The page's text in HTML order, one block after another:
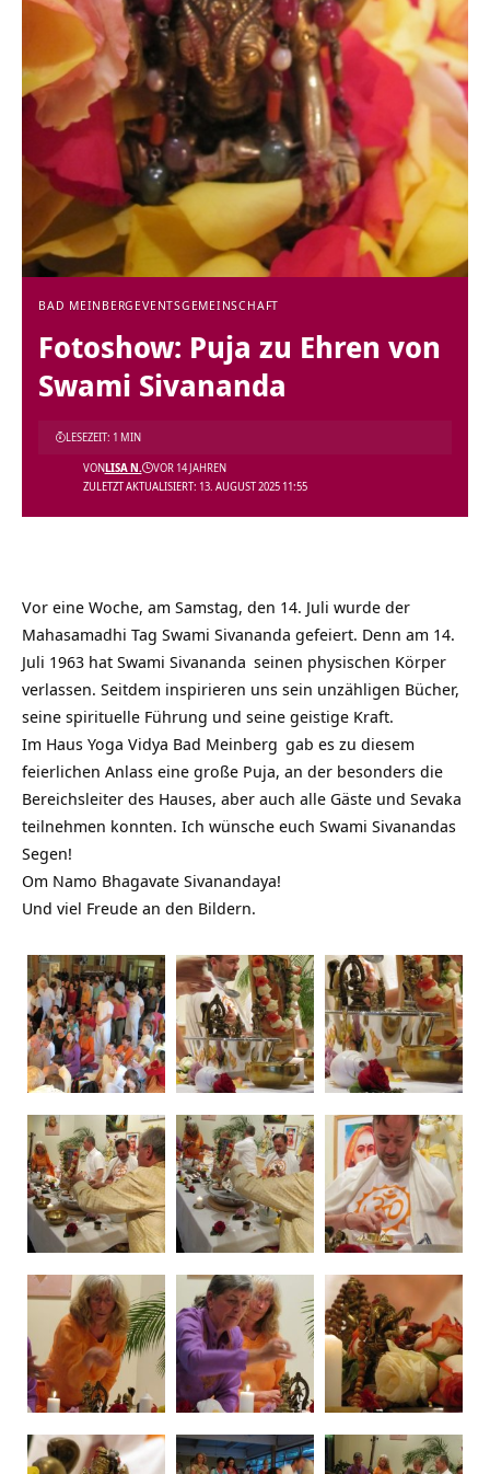
BAD MEINBERG EVENTSGEMEINSCHAFT
Fotoshow: Puja zu Ehren von
Swami Sivananda
ZULETZT AKTUALISIERT: 13. AUGUST 2025 11:55
VONLISA N. VOR 14 JAHREN
LESEZEIT: 1 MIN
Vor eine Woche, am Samstag, den 14. Juli wurde der
Mahasamadhi Tag Swami Sivananda gefeiert. Denn am 14.
Juli 1963 hat Swami Sivananda seinen physischen Körper
verlassen. Seitdem inspirieren uns sein unzähligen Bücher,
seine spirituelle Führung und seine geistige Kraft.
Im Haus Yoga Vidya Bad Meinberg gab es zu diesem
feierlichen Anlass eine große Puja, an der besonders die
Bereichsleiter des Hauses, aber auch alle Gäste und Sevaka
teilnehmen konnten. Ich wünsche euch Swami Sivanandas
Segen!
Om Namo Bhagavate Sivanandaya!
Und viel Freude an den Bildern.